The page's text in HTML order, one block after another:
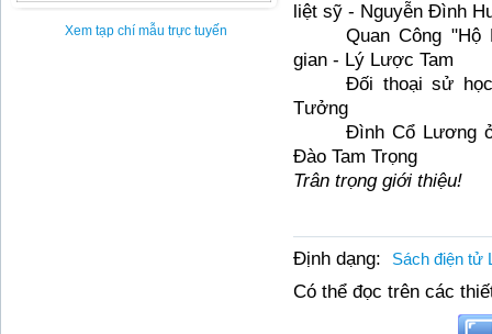
Xem tạp chí mẫu trực tuyến
liệt sỹ - Nguyễn Đình
Quan Công "Hộ
gian - Lý Lược Tam
Đối thoại sử
Tưởng
Đình Cổ Lương
Đào Tam Trọng
Trân trọng giới thiệu!
Định dạng: Sách điện tử
Có thể đọc trên các